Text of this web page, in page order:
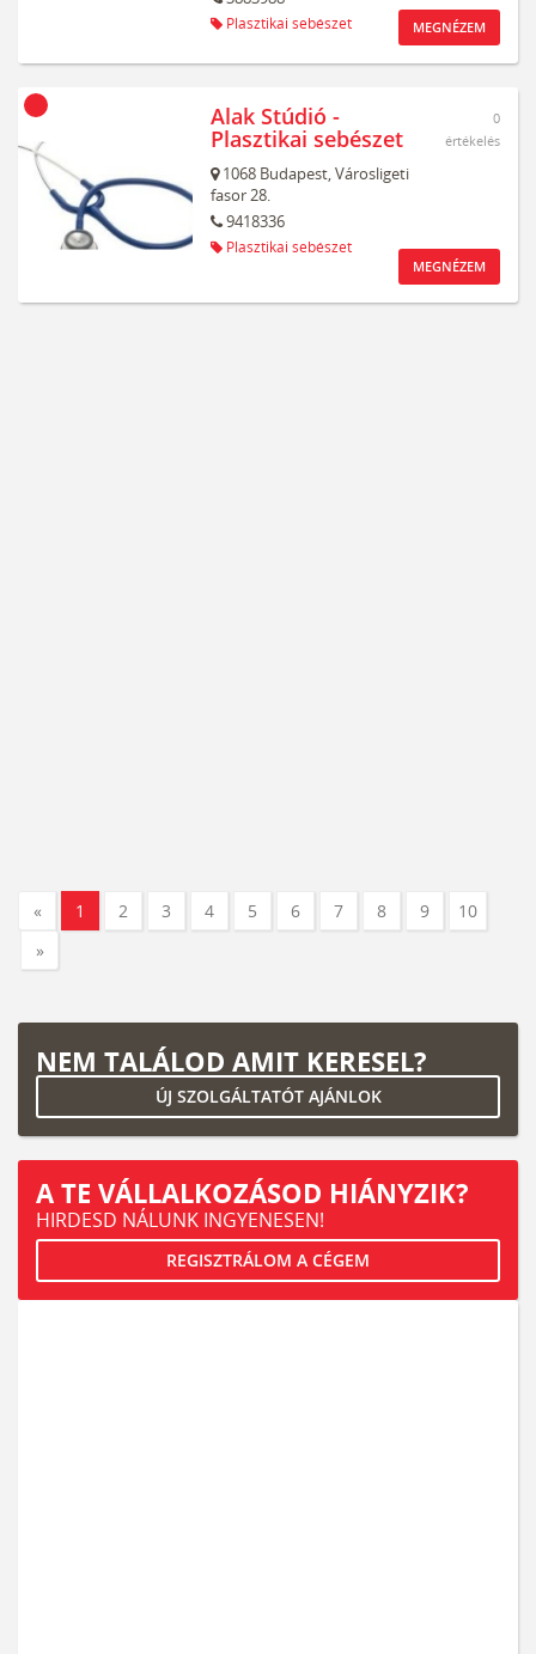
Plasztikai sebészet MEGNÉZEM
Alak Stúdió -
Plasztikai sebészet
1068 Budapest,Városligeti
fasor 28.
9418336
Plasztikai sebészet
0
értékelés
MEGNÉZEM
« 1 2 3 4 5 6 7 8 9
10
»
NEM TALÁLOD AMIT KERESEL?
ÚJ SZOLGÁLTATÓT AJÁNLOK
A TE VÁLLALKOZÁSOD HIÁNYZIK?
HIRDESD NÁLUNK INGYENESEN!
REGISZTRÁLOM A CÉGEM